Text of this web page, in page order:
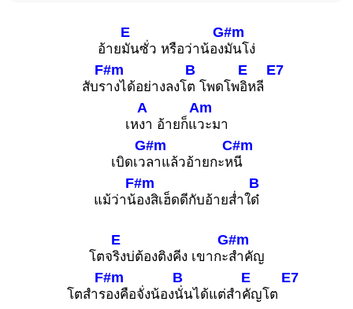
อ้าย
E
มันซั่ว หรือว่าน้อง
G#m
มันโง่
สับร
F#m
างได้อย่างลงโ
B
ต โพดโพ
E
อิหลี
E7
เห
A
งา อ้ายก็แ
Am
วะมา
เบิดเว
G#m
ลาแล้วอ้ายกะห
C#m
นี
แม้ว่าน้
F#m
องสิเฮ็ดดีกับอ้ายส่ำใ
B
ด๋
โตจ
E
ริงบ่ต้องติงคีง เขากะ
G#m
สำคัญ
โตสำร
F#m
องคือจั่งน้อง
B
นั่นได้แต่สำ
E
คัญโต
E7